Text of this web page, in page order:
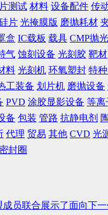
测试 材料 设备配件 传
片 光掩膜版 磨抛耗材
盒 IC载板 载具 CMP抛
气 蚀刻设备 光刻胶 靶材
料 光刻机 环氧塑封 特
工装备 划片机 磨抛设备
PVD 涂胶显影设备 等离
备 包装 管路 抗静电剂
代理 贸易 其他 CVD 光
密封圈
成员联合展示了面向下